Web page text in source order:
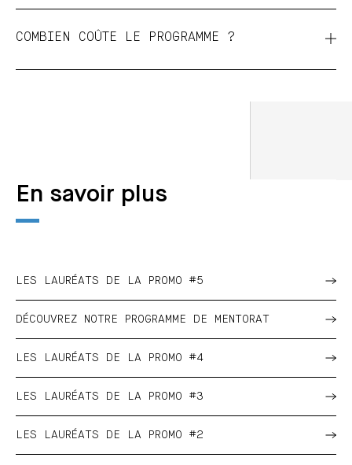
COMBIEN COÛTE LE PROGRAMME ?
En savoir plus
LES LAURÉATS DE LA PROMO #5
DÉCOUVREZ NOTRE PROGRAMME DE MENTORAT
LES LAURÉATS DE LA PROMO #4
LES LAURÉATS DE LA PROMO #3
LES LAURÉATS DE LA PROMO #2